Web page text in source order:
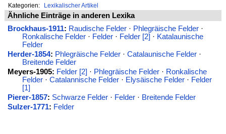
Kategorien:
Lexikalischer Artikel
Ähnliche Einträge in anderen Lexika
Brockhaus-1911: Raudische Felder· Phlegräische Felder·
Ronkalische Felder· Felder· Felder [2] · Katalaunische
Felder
Herder-1854: Phlegräische Felder· Catalaunische Felder·
Breitende Felder
Meyers-1905: Felder [2] · Phlegräische Felder· Ronkalische
Felder· Catalannische Felder· Elysäische Felder· Felder
[1]
Pierer-1857: Schwarze Felder· Felder· Breitende Felder
Sulzer-1771: Felder